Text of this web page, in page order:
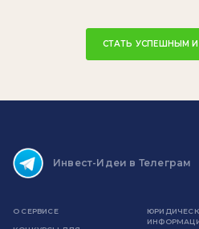
СТАТЬ УСПЕШНЫМ
Инвест-Идеи в Телеграм
О СЕРВИСЕ